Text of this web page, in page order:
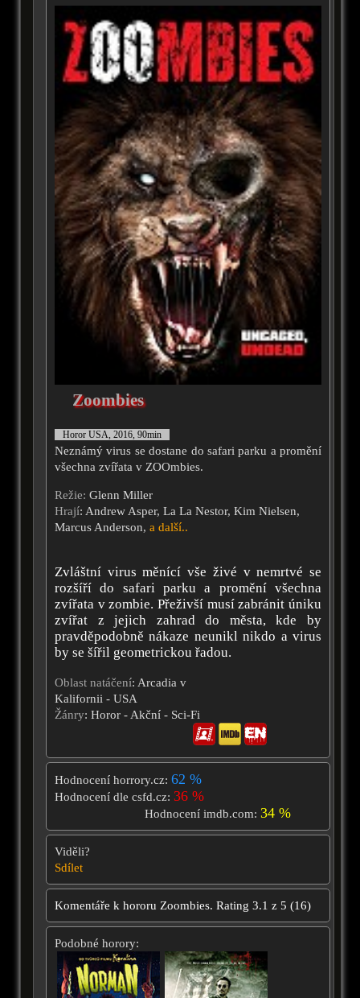
Zoombies
Horor USA, 2016, 90min
Neznámý virus se dostane do safari parku a promění
všechna zvířata v ZOOmbies.
Režie: Glenn Miller
Hrají: Andrew Asper, La La Nestor, Kim Nielsen,
Marcus Anderson, a další..
Zvláštní virus měnící vše živé v nemrtvé se
rozšíří do safari parku a promění všechna
zvířata v zombie. Přeživší musí zabránit úniku
zvířat z jejich zahrad do města, kde by
pravděpodobně nákaze neunikl nikdo a virus
by se šířil geometrickou řadou.
Oblast natáčení: Arcadia v
Kalifornii - USA
Žánry: Horor - Akční - Sci-Fi
Hodnocení horrory.cz: 62 %
Hodnocení dle csfd.cz: 36 %
Hodnocení imdb.com:34 %
Viděli?
Sdílet
Komentáře k hororu Zoombies. Rating 3.1 z 5 (16)
Podobné horory: